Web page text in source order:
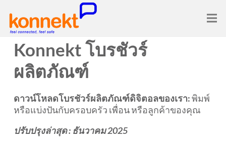
Konnekt โบรชัวร์
ผลิตภัณฑ์
ดาวน์โหลดโบรชัวร์ผลิตภัณฑ์ดิจิตอลของเรา:พิมพ์
หรือแบ่งปันกับครอบครัว เพื่อน หรือลูกค้าของคุณ
ปรับปรุงล่าสุด : ธันวาคม 2025